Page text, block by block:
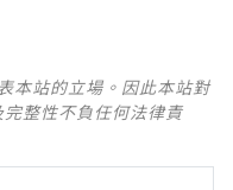
本站的立場。因此本站對
整性不負任何法律責